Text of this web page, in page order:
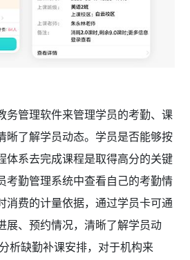
管理软件来管理学员的考勤、课
晰了解学员动态。学员是否能够按
体系去完成课程是取得高分的关键
考勤管理系统中查看自己的考勤情
消费的计量依据，通过学员卡可通
展、预约情况，清晰了解学员动
析缺勤补课安排，对于机构来